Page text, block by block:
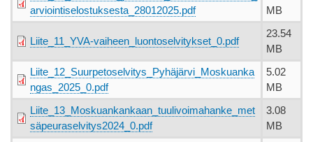
arviointiselostuksesta_28012025.pdf
MB
Liite_11_YVA-vaiheen_luontoselvitykset_0.pdf
23.54
MB
Liite_12_Suurpetoselvitys_Pyhäjärvi_Moskuanka
ngas_2025_0.pdf
5.02
MB
Liite_13_Moskuankankaan_tuulivoimahanke_met
säpeuraselvitys2024_0.pdf
3.08
MB